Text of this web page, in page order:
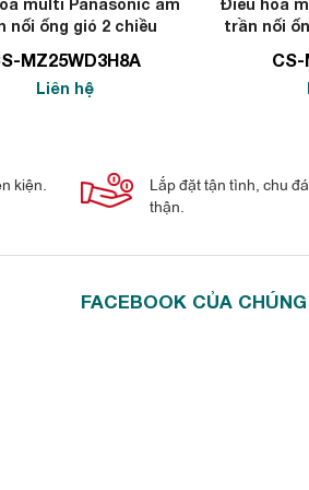
luôn lý tưởng với nhiệt độ bên ngoài,
tiết kiệm điện với
lý tưởng cho căn phòng mà còn
multi Panasonic âm
nối ống gió 2 chiều
MZ25WD3H8A
Liên hệ
Điều hòa
trần nối
CS-
kiện.
Lắp đặt tận tình, chu
thận.
FACEBOOK CỦA